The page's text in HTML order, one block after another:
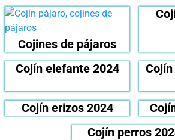
Cojines de pájaros
Cojín elefante 2024
Cojín erizos 2024
Cojín perros